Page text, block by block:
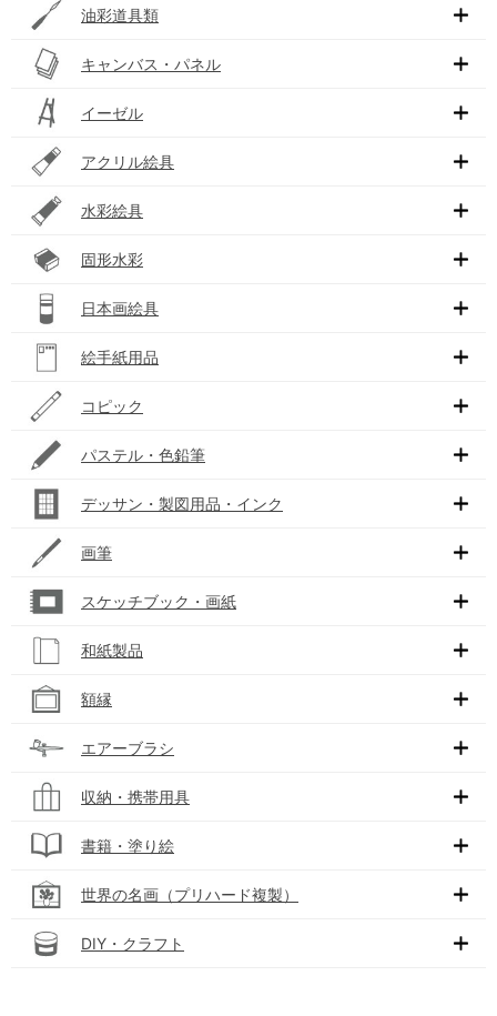
油彩道具類
キャンバス・パネル
イーゼル
アクリル絵具
水彩絵具
固形水彩
日本画絵具
絵手紙用品
コピック
パステル・色鉛筆
デッサン・製図用品・インク
画筆
スケッチブック・画紙
和紙製品
額縁
エアーブラシ
収納・携帯用具
書籍・塗り絵
世界の名画（プリハード複製）
DIY・クラフト